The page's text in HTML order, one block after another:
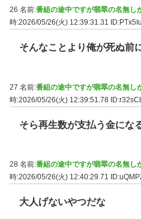
26 名前:番組の途中ですが翡翠の名無し
時:2026/05/26(火) 12:39:31.31
そんなことより俺が死ぬ前
27 名前:番組の途中ですが翡翠の名無し
時:2026/05/26(火) 12:39:51.78
そら再生数が支払う金にな
28 名前:番組の途中ですが翡翠の名無し
時:2026/05/26(火) 12:40:29.71
大人げないやつだな